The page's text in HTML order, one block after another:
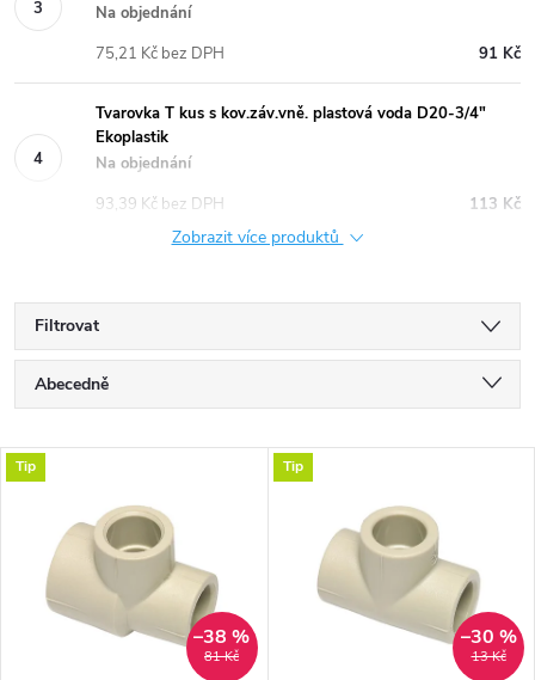
Na objednání
91 Kč
75,21 Kč bez DPH
Tvarovka T kus s kov.záv.vně. plastová voda D20-3/4"
Ekoplastik
Na objednání
113 Kč
93,39 Kč bez DPH
Zobrazit více produktů
Filtrovat
Ř
a
Abecedně
Nejdražší
Nejprodávanější
V
Tip
81 Kč
–38 %
Tip
13 Kč
–30 %